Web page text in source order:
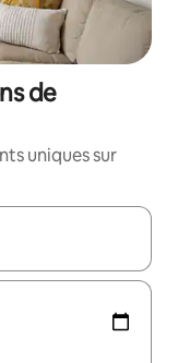
de
uniques sur
les flèches vers le